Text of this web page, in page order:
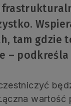
tam gdzie
– podkreśla
wartość